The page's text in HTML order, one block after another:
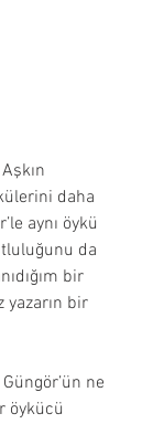
daha
aynı öykü
da
bir
yazarın bir
ne
öykücü